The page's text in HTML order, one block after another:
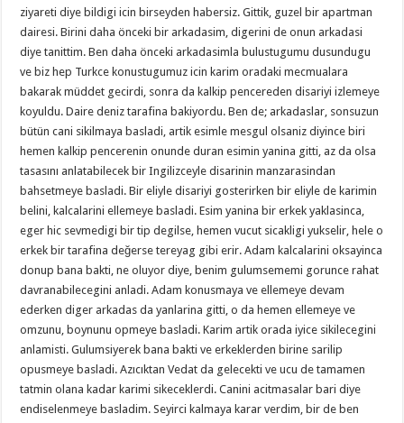
ziyareti diye bildigi icin birseyden habersiz. Gittik, guzel bir apartman
dairesi. Birini daha önceki bir arkadasim, digerini de onun arkadasi
diye tanittim. Ben daha önceki arkadasimla bulustugumu dusundugu
ve biz hep Turkce konustugumuz icin karim oradaki mecmualara
bakarak müddet gecirdi, sonra da kalkip pencereden disariyi izlemeye
koyuldu. Daire deniz tarafina bakiyordu. Ben de; arkadaslar, sonsuzun
bütün cani sikilmaya basladi, artik esimle mesgul olsaniz diyince biri
hemen kalkip pencerenin onunde duran esimin yanina gitti, az da olsa
tasasını anlatabilecek bir Ingilizceyle disarinin manzarasindan
bahsetmeye basladi. Bir eliyle disariyi gosterirken bir eliyle de karimin
belini, kalcalarini ellemeye basladi. Esim yanina bir erkek yaklasinca,
eger hic sevmedigi bir tip degilse, hemen vucut sicakligi yukselir, hele o
erkek bir tarafina değerse tereyag gibi erir. Adam kalcalarini oksayinca
donup bana bakti, ne oluyor diye, benim gulumsememi gorunce rahat
davranabilecegini anladi. Adam konusmaya ve ellemeye devam
ederken diger arkadas da yanlarina gitti, o da hemen ellemeye ve
omzunu, boynunu opmeye basladi. Karim artik orada iyice sikilecegini
anlamisti. Gulumsiyerek bana bakti ve erkeklerden birine sarilip
opusmeye basladi. Azıcıktan Vedat da gelecekti ve ucu de tamamen
tatmin olana kadar karimi sikeceklerdi. Canini acitmasalar bari diye
endiselenmeye basladim. Seyirci kalmaya karar verdim, bir de ben